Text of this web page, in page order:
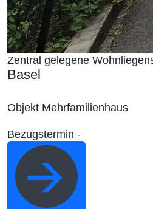
Zentral gelegene
Basel
Objekt Mehrfamilienhaus
Bezugstermin -